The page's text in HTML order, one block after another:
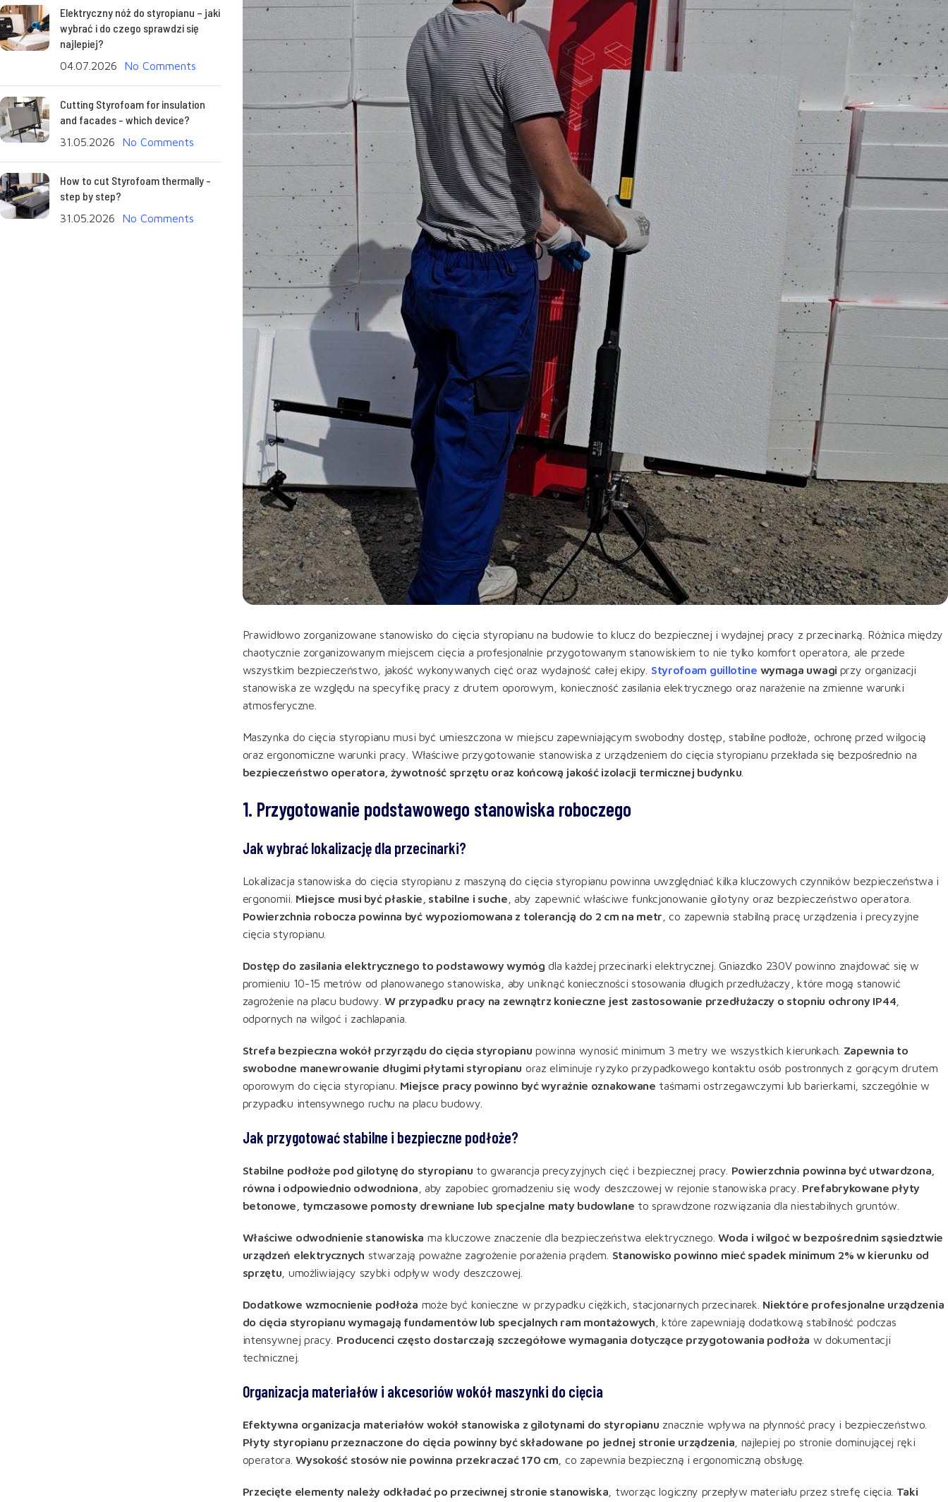
Elektryczny nóż do styropianu – jaki
wybrać i do czego sprawdzi się
najlepiej?
04.07.2026 No Comments
Cutting Styrofoam for insulation
and facades - which device?
31.05.2026 No Comments
How to cut Styrofoam thermally -
step by step?
31.05.2026 No Comments
Prawidłowo zorganizowane stanowisko do cięcia styropianu na budowie to klucz do bezpiecznej i wydajnej pracy z przecinarką. Różnica między
chaotycznie zorganizowanym miejscem cięcia a profesjonalnie przygotowanym stanowiskiem to nie tylko komfort operatora, ale przede
wszystkim bezpieczeństwo, jakość wykonywanych cięć oraz wydajność całej ekipy. Styrofoam guillotine wymaga uwagi przy organizacji
stanowiska ze względu na specyfikę pracy z drutem oporowym, konieczność zasilania elektrycznego oraz narażenie na zmienne warunki
atmosferyczne.
Maszynka do cięcia styropianu musi być umieszczona w miejscu zapewniającym swobodny dostęp, stabilne podłoże, ochronę przed wilgocią
oraz ergonomiczne warunki pracy. Właściwe przygotowanie stanowiska z urządzeniem do cięcia styropianu przekłada się bezpośrednio na
bezpieczeństwo operatora, żywotność sprzętu oraz końcową jakość izolacji termicznej budynku
1. Przygotowanie podstawowego stanowiska roboczego
Jak wybrać lokalizację dla przecinarki?
Lokalizacja stanowiska do cięcia styropianu z maszyną do cięcia styropianu powinna uwzględniać kilka kluczowych czynników bezpieczeństwa i
ergonomii. Miejsce musi być płaskie, stabilne i suche , aby zapewnić właściwe funkcjonowanie gilotyny oraz bezpieczeństwo operatora.
Powierzchnia robocza powinna być wypoziomowana z tolerancją do 2 cm na metr , co zapewnia stabilną pracę urządzenia i precyzyjne
cięcia styropianu.
Dostęp do zasilania elektrycznego to podstawowy wymóg dla każdej przecinarki elektrycznej. Gniazdko 230V powinno znajdować się w
promieniu 10-15 metrów od planowanego stanowiska, aby uniknąć konieczności stosowania długich przedłużaczy, które mogą stanowić
zagrożenie na placu budowy.W przypadku pracy na zewnątrz konieczne jest zastosowanie przedłużaczy o stopniu ochrony IP44
odpornych na wilgoć i zachlapania.
Strefa bezpieczna wokół przyrządu do cięcia styropianu powinna wynosić minimum 3 metry we wszystkich kierunkach. Zapewnia to
swobodne manewrowanie długimi płytami styropianu oraz eliminuje ryzyko przypadkowego kontaktu osób postronnych z gorącym drutem
oporowym do cięcia styropianu. Miejsce pracy powinno być wyraźnie oznakowane taśmami ostrzegawczymi lub barierkami, szczególnie w
przypadku intensywnego ruchu na placu budowy.
Jak przygotować stabilne i bezpieczne podłoże?
Stabilne podłoże pod gilotynę do styropianu to gwarancja precyzyjnych cięć i bezpiecznej pracy. Powierzchnia powinna być utwardzona,
równa i odpowiednio odwodniona , aby zapobiec gromadzeniu się wody deszczowej w rejonie stanowiska pracy. Prefabrykowane płyty
betonowe, tymczasowe pomosty drewniane lub specjalne maty budowlane to sprawdzone rozwiązania dla niestabilnych gruntów
Właściwe odwodnienie stanowiska ma kluczowe znaczenie dla bezpieczeństwa elektrycznego.Woda i wilgoć w bezpośrednim sąsiedztwie
urządzeń elektrycznych stwarzają poważne zagrożenie porażenia prądem. Stanowisko powinno mieć spadek minimum 2% w kierunku od
sprzętu , umożliwiający szybki odpływ wody deszczowej.
Dodatkowe wzmocnienie podłoża może być konieczne w przypadku ciężkich, stacjonarnych przecinarek. Niektóre profesjonalne urządzenia
do cięcia styropianu wymagają fundamentów lub specjalnych ram montażowych , które zapewniają dodatkową stabilność podczas
intensywnej pracy. Producenci często dostarczają szczegółowe wymagania dotyczące przygotowania podłoża w dokumentacji
technicznej.
Organizacja materiałów i akcesoriów wokół maszynki do cięcia
Efektywna organizacja materiałów wokół stanowiska z gilotynami do styropianu znacznie wpływa na płynność pracy i bezpieczeństwo.
Płyty styropianu przeznaczone do cięcia powinny być składowane po jednej stronie urządzenia , najlepiej po stronie dominującej ręki
operatora.Wysokość stosów nie powinna przekraczać 170 cm , co zapewnia bezpieczną i ergonomiczną obsługę
Przecięte elementy należy odkładać po przeciwnej stronie stanowiska , tworząc logiczny przepływ materiału przez strefę cięcia. Taki